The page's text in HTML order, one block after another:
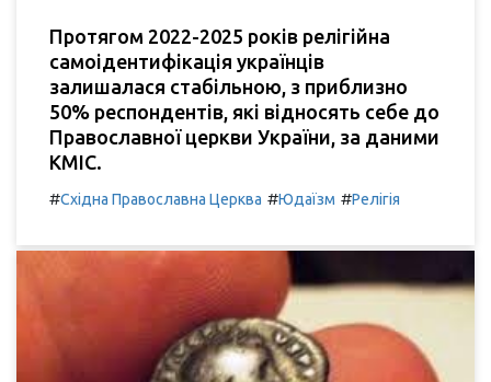
Протягом 2022-2025 років релігійна
самоідентифікація українців
залишалася стабільною, з приблизно
50% респондентів, які відносять себе до
Православної церкви України, за даними
КМІС.
#Східна Православна Церква #Юдаїзм #Релігія